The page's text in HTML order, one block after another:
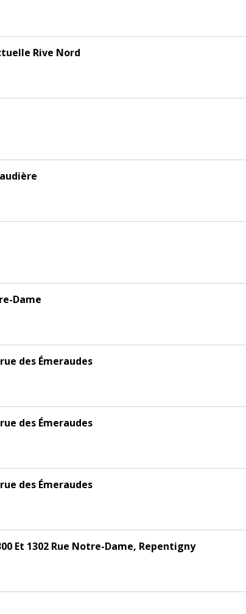
Rive Nord
Dame
des Émeraudes
des Émeraudes
des Émeraudes
Et 1302 Rue Notre-Dame, Repentigny